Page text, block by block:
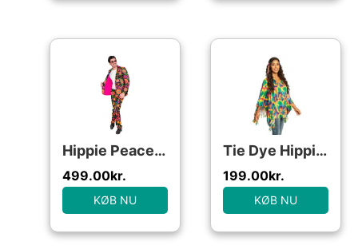
Hippie Peace Jakkesæt
499.00kr.
KØB NU
Tie Dye Hippie Kostume
199.00kr.
KØB NU